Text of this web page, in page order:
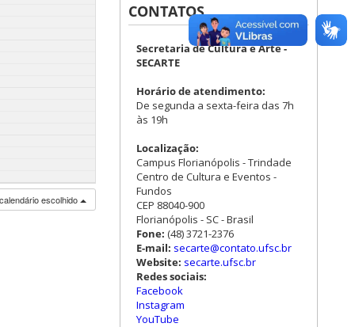
escolhido
CONTATOS
Secretaria de Cultura e Arte -
SECARTE
Horário de atendimento:
De segunda a sexta-feira das 7h
às 19h
Localização:
Campus Florianópolis - Trindade
Centro de Cultura e Eventos -
Fundos
CEP 88040-900
Florianópolis - SC - Brasil
Fone: (48) 3721-2376
E-mail: secarte@contato.ufsc.br
Website: secarte.ufsc.br
Redes sociais:
Facebook
Instagram
YouTube